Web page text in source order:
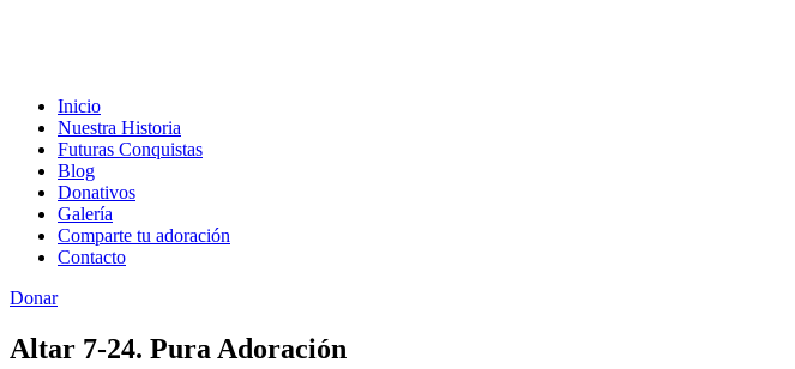
Inicio
Nuestra Historia
Futuras Conquistas
Blog
Donativos
Galería
Comparte tu adoración
Contacto
Donar
Altar 7-24. Pura Adoración